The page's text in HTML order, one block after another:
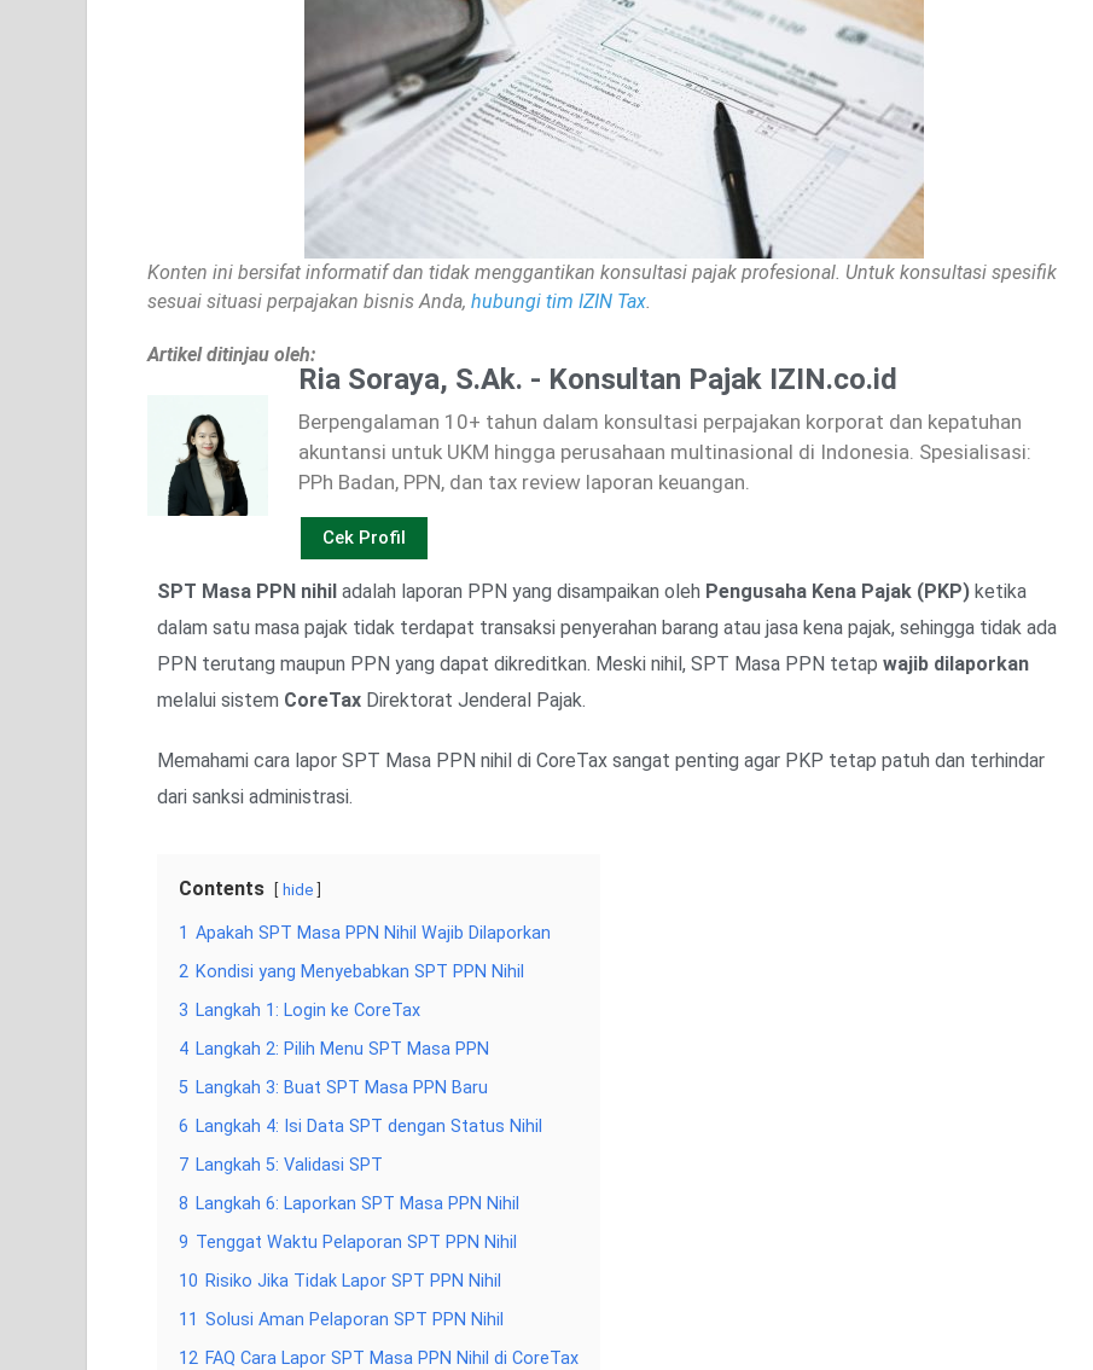
Konten ini bersifat informatif dan tidak menggantikan konsultasi pajak profesional. Untuk konsultasi spesifik
sesuai situasi perpajakan bisnis Anda, hubungi tim IZIN Tax.
Artikel ditinjau oleh:
Ria Soraya, S.Ak. - Konsultan Pajak IZIN.co.id
Berpengalaman 10+ tahun dalam konsultasi perpajakan korporat dan kepatuhan
akuntansi untuk UKM hingga perusahaan multinasional di Indonesia. Spesialisasi:
PPh Badan, PPN, dan tax review laporan keuangan.
Cek Profil
SPT Masa PPN nihil adalah laporan PPN yang disampaikan oleh Pengusaha Kena Pajak (PKP) ketika
dalam satu masa pajak tidak terdapat transaksi penyerahan barang atau jasa kena pajak, sehingga tidak ada
PPN terutang maupun PPN yang dapat dikreditkan. Meski nihil, SPT Masa PPN tetap wajib dilaporkan
melalui sistem CoreTax Direktorat Jenderal Pajak.
Memahami cara lapor SPT Masa PPN nihil di CoreTax sangat penting agar PKP tetap patuh dan terhindar
dari sanksi administrasi.
Contents hide
1 Apakah SPT Masa PPN Nihil Wajib Dilaporkan
2 Kondisi yang Menyebabkan SPT PPN Nihil
3 Langkah 1: Login ke CoreTax
4 Langkah 2: Pilih Menu SPT Masa PPN
5 Langkah 3: Buat SPT Masa PPN Baru
6 Langkah 4: Isi Data SPT dengan Status Nihil
7 Langkah 5: Validasi SPT
8 Langkah 6: Laporkan SPT Masa PPN Nihil
9 Tenggat Waktu Pelaporan SPT PPN Nihil
10 Risiko Jika Tidak Lapor SPT PPN Nihil
11 Solusi Aman Pelaporan SPT PPN Nihil
12 FAQ Cara Lapor SPT Masa PPN Nihil di CoreTax